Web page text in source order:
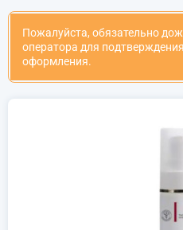
Пожалуйста, обязательно
оператора для
оформления.